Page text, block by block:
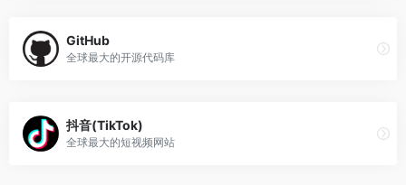
GitHub
全球最大的开源代码库
抖音(TikTok)
全球最大的短视频网站